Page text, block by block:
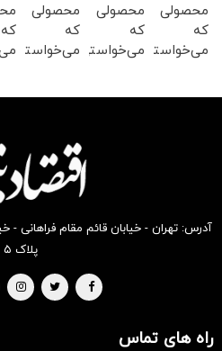
محصولی
که
می‌خواستی
محصولی
که
می‌خواستی
محصولی
که
می‌خواستی
بخر !
که
آدرس: تهران - خیابان قائم مقام
پلاک ۵
راه های تماس